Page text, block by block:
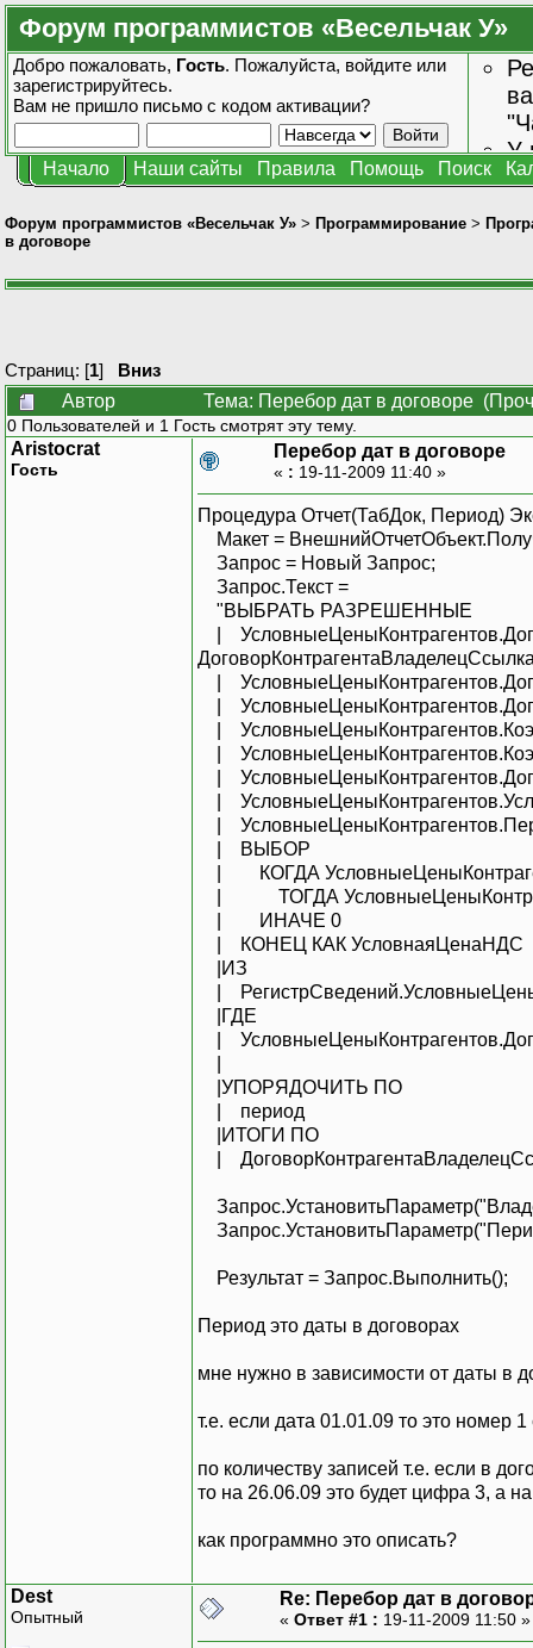
Форум программистов «Весельчак У»
Добро пожаловать, Гость. Пожалуйста, войдите или
зарегистрируйтесь.
Вам не пришло письмо с кодом активации?
У
Начало Наши сайты Правила Помощь Поиск
Форум программистов «Весельчак У» > Программирование >
в договоре
Страниц: [1] Вниз
Автор
Тема: Перебор дат в договоре
0 Пользователей и 1 Гость смотрят эту тему.
Aristocrat
Гость
Перебор дат в договоре
« : 19-11-2009 11:40 »
Процедура Отчет(ТабДок, Период)
Макет =
Запрос = Новый Запрос;
Запрос.Текст =
"ВЫБРАТЬ РАЗРЕШЕННЫЕ
|
|
|
|
|
|
|
|
| ВЫБОР
| КОГДА
| ТОГДА
| ИНАЧЕ 0
| КОНЕЦ КАК УсловнаяЦенаНДС
|ИЗ
|
|ГДЕ
|
|УПОРЯДОЧИТЬ ПО
| период
|ИТОГИ ПО
|
Результат = Запрос.Выполнить();
Период это даты в договорах
мне нужно в зависимости от даты в
т.е. если дата 01.01.09 то это номер
по количеству записей т.е. если в
то на 26.06.09 это будет цифра 3, а
как программно это описать?
Dest
Опытный
Re: Перебор дат в
« Ответ #1 : 19-11-2009 11:50